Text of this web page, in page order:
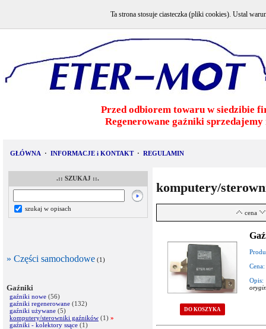
Przed odbiorem towaru w siedzibie
Regenerowane gaźniki
GŁÓWNA · INFORMACJE i KONTAKT · REGULAMIN
.:: SZUKAJ ::.
szukaj w opisach
» Części samochodowe (1)
Gaźniki
gaźniki nowe (56)
gaźniki regenerowane (132)
gaźniki używane (5)
komputery/sterowniki gaźników (1) »
gaźniki - kolektory ssące (1)
komputery/
cena
DO KOSZYKA
Cena:
Opis:
Ta strona stosuje ciasteczka (pliki cookies). Ustal